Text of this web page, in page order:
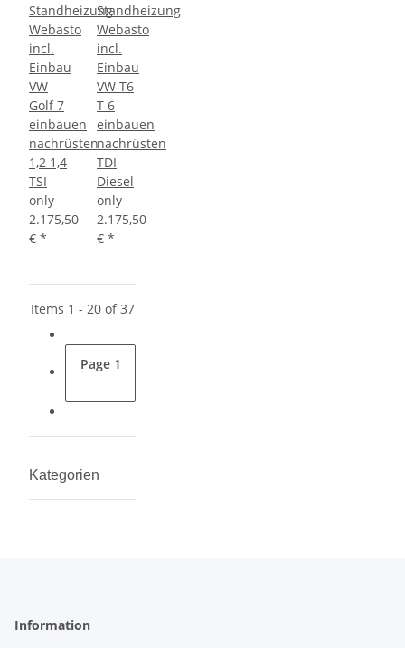
Standheizung
Webasto
incl.
Einbau
VW
Golf 7
einbauen
nachrüsten
1,2 1,4
TSI
only
2.175,50
€ *
Standheizung
Webasto
incl.
Einbau
VW T6
T 6
einbauen
nachrüsten
TDI
Diesel
only
2.175,50
€ *
Items 1 - 20 of 37
Page1
Kategorien
Information